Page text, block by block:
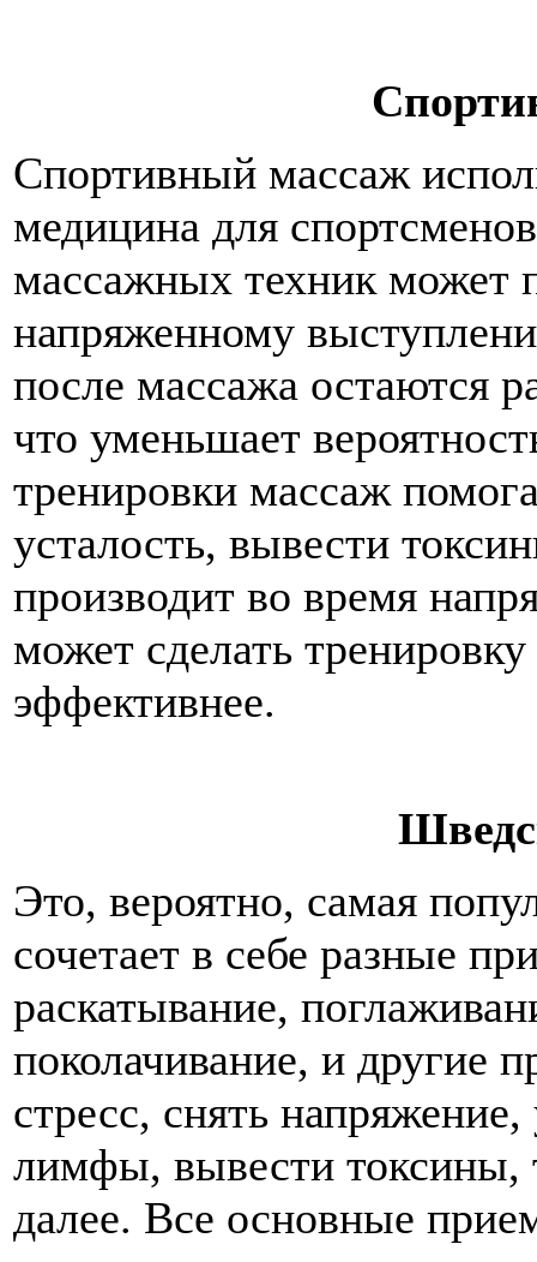
Спортивный массаж
медицина для
массажных техник может
напряженному
после массажа остаются
что уменьшает
тренировки массаж
усталость, вывести
производит во время
может сделать
эффективнее.
Это, вероятно, самая
сочетает в себе разные
раскатывание,
поколачивание, и другие
стресс, снять
лимфы, вывести токсины,
далее. Все основные